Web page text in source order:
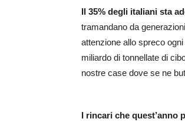
Il 35% degli italiani sta
tramandano da
attenzione allo spreco
miliardo di tonnellate di
nostre case dove se ne
I rincari che quest’anno